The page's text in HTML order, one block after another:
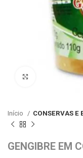
Clique para
Início CONSERVAS E
GENGIBRE EM